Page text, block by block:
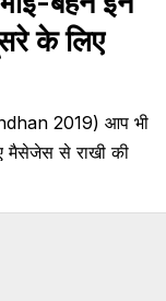
के लिए
2019) आप भी
मैसेजेस से राखी की